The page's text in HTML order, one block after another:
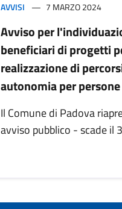
AVVISI 7 MARZO 2024
Avviso per
beneficiari di progetti
realizzazione di
autonomia per
Il Comune di Padova
avviso pubblico - scade il